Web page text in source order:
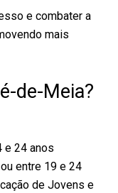
e combater a
mais
de-Meia?
e 24 anos
entre 19 e 24
de Jovens e